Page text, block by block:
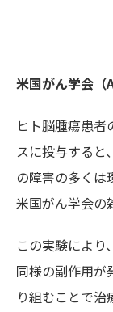
米国がん学会（
ヒト脳腫瘍患
スに投与すると
の障害の多くは
米国がん学会の
この実験によ
同様の副作用が
り組むことで